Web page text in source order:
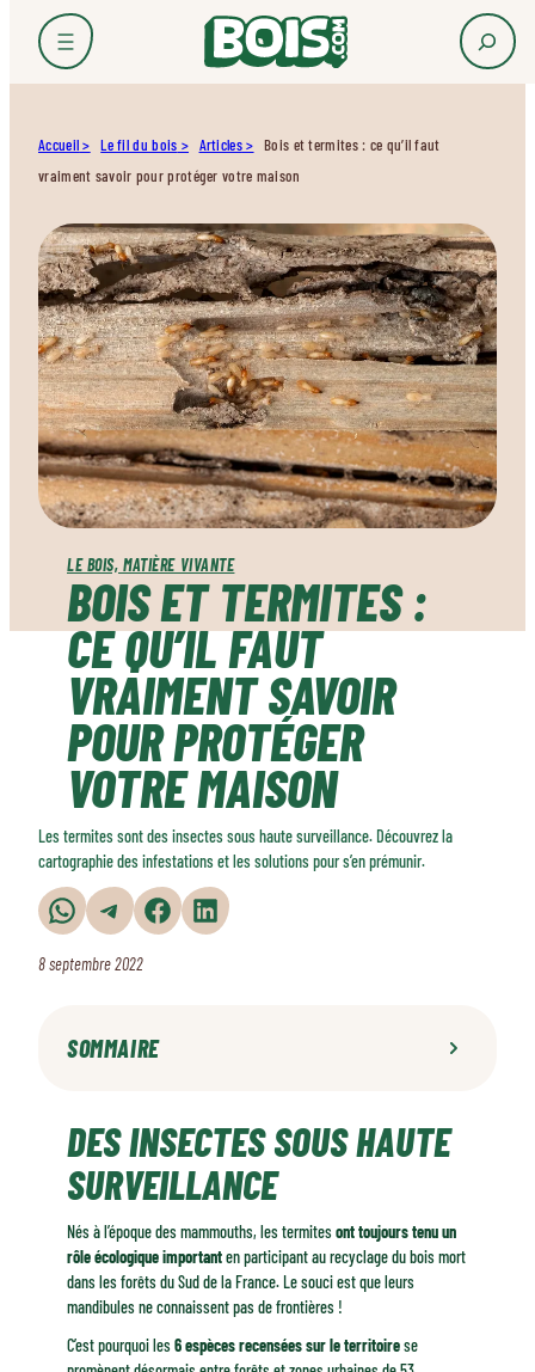
Accueil Le fil du bois Articles
Bois et termites : ce qu’il faut
vraiment savoir pour protéger votre maison
LE BOIS, MATIÈRE VIVANTE
BOIS ET TERMITES :
CE QU’IL FAUT
VRAIMENT SAVOIR
POUR PROTÉGER
VOTRE MAISON
Les termites sont des insectes sous haute surveillance. Découvrez la
cartographie des infestations et les solutions pour s’en prémunir.
Partager sur WhatsApp Partager sur Telegram Partager sur Facebook Partager sur LinkedIn
8 septembre 2022
SOMMAIRE
Des fourmis blanches qui aiment le bois
Des signes avant-coureurs
Des traitements certifiés
Une prévention active et organisée
De drôles de petites bêtes !
Philippe Lageyre, Entreprise TERCAP (64)
DES INSECTES SOUS HAUTE
SURVEILLANCE
Nés à l’époque des mammouths, les termitesont toujours tenu un
rôle écologique importanten participant au recyclage du bois mort
dans les forêts du Sud de la France. Le souci est que leurs
mandibules ne connaissent pas de frontières !
C’est pourquoi les6 espèces recensées sur le territoirese